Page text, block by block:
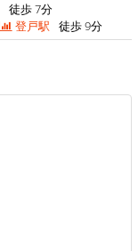
徒歩 7分
登戸駅 徒歩 9分